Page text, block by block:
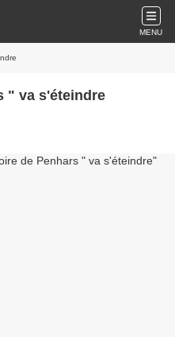
MENU
" va s'éteindre